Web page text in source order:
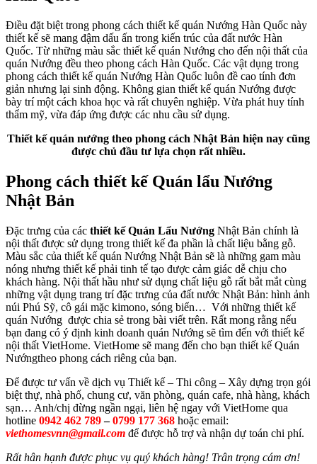
Điều đặt biệt trong phong cách thiết kế quán Nướng Hàn Quốc này
thiết kế sẽ mang đậm dấu ấn trong kiến trúc của đất nước Hàn
Quốc. Từ những màu sắc thiết kế quán Nướng cho đến nội thất của
quán Nướng đều theo phong cách Hàn Quốc. Các vật dụng trong
phong cách thiết kế quán Nướng Hàn Quốc luôn đề cao tính đơn
giản nhưng lại sinh động. Không gian thiết kế quán Nướng được
bày trí một cách khoa học và rất chuyên nghiệp. Vừa phát huy tính
thẩm mỹ, vừa đáp ứng được các nhu cầu sử dụng.
Thiết kế quán nướng theo phong cách Nhật Bản hiện nay cũng
được chủ đầu tư lựa chọn rất nhiều.
Phong cách thiết kế Quán lẩu Nướng
Nhật Bản
Đặc trưng của các thiết kế Quán Lẩu Nướng Nhật Bản chính là
nội thất được sử dụng trong thiết kế đa phần là chất liệu bằng gỗ.
Màu sắc của thiết kế quán Nướng Nhật Bản sẽ là những gam màu
nóng nhưng thiết kế phải tinh tế tạo được cảm giác dễ chịu cho
khách hàng. Nội thất hầu như sử dụng chất liệu gỗ rất bắt mắt cùng
những vật dụng trang trí đặc trưng của đất nước Nhật Bản: hình ảnh
núi Phú Sỹ, cô gái mặc kimono, sóng biển… Với những thiết kế
quán Nướng được chia sẻ trong bài viết trên. Rất mong rằng nếu
bạn đang có ý định kinh doanh quán Nướng sẽ tìm đến với thiết kế
nội thất VietHome. VietHome sẽ mang đến cho bạn thiết kế Quán
Nướngtheo phong cách riêng của bạn.
Để được tư vấn về dịch vụ Thiết kế – Thi công – Xây dựng trọn gói
biệt thự, nhà phố, chung cư, văn phòng, quán cafe, nhà hàng, khách
sạn… Anh/chị đừng ngần ngại, liên hệ ngay với VietHome qua
hotline 0942 462 789–0799 177 368 hoặc email:
viethomesvnn@gmail.com để được hỗ trợ và nhận dự toán chi phí.
Rất hân hạnh được phục vụ quý khách hàng! Trân trọng cám ơn!